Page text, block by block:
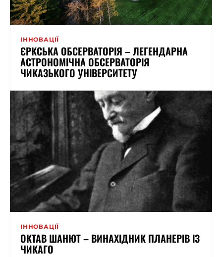
ІННОВАЦІЇ
ЄРКСЬКА ОБСЕРВАТОРІЯ – ЛЕГЕНДАРНА
АСТРОНОМІЧНА ОБСЕРВАТОРІЯ
ЧИКАЗЬКОГО УНІВЕРСИТЕТУ
ІННОВАЦІЇ
ОКТАВ ШАНЮТ – ВИНАХІДНИК ПЛАНЕРІВ ІЗ
ЧИКАГО